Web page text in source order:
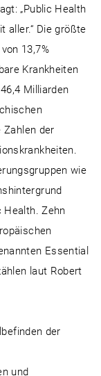
„Public Health
aller.“ Die größte
von 13,7%
Krankheiten
Milliarden
Zahlen der
wie
Health. Zehn
Essential
laut Robert
der
und